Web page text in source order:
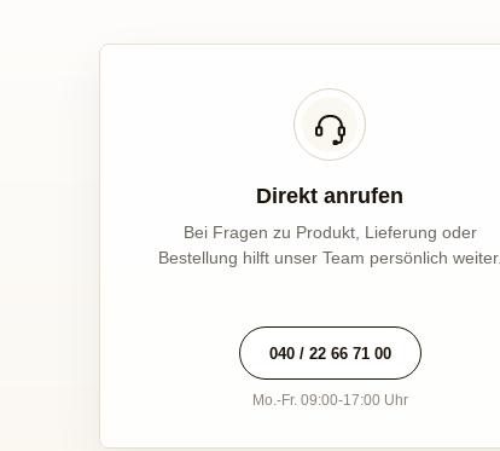
Direkt anrufen
Bei Fragen zu Produkt, Lieferung oder
Bestellung hilft unser Team persönlich weiter.
040 / 22 66 71 00
Mo.-Fr. 09:00-17:00 Uhr